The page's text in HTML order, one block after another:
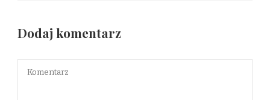
Dodaj komentarz